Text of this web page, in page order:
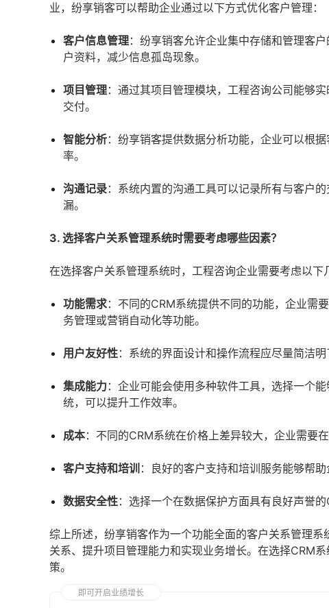
业，纷享销客可以帮助企业通过以下方式优化客户管理：
客户信息管理：纷享销客允许企业集中存储和管理客
户资料，减少信息孤岛现象。
项目管理：通过其项目管理模块，工程咨询公司能够
交付。
智能分析：纷享销客提供数据分析功能，企业可以根
率。
沟通记录：系统内置的沟通工具可以记录所有与客户
漏。
3. 选择客户关系管理系统时需要考虑哪些因素？
在选择客户关系管理系统时，工程咨询企业需要考虑以下
功能需求：不同的CRM系统提供不同的功能，企业需
务管理或营销自动化等功能。
用户友好性：系统的界面设计和操作流程应尽量简洁
集成能力：企业可能会使用多种软件工具，选择一个
统，可以提升工作效率。
成本：不同的CRM系统在价格上差异较大，企业需要
客户支持和培训 ：良好的客户支持和培训服务能够帮
数据安全性：选择一个在数据保护方面具有良好声誉
综上所述，纷享销客作为一个功能全面的客户关系管理
关系、提升项目管理能力和实现业务增长。在选择CRM
策。
即可开启业绩增长